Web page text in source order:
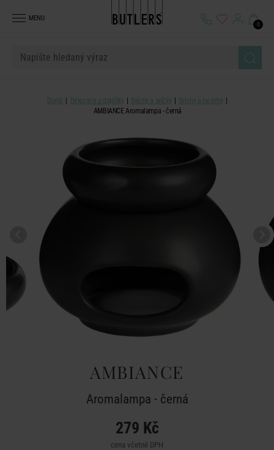
MENU
0
Domů Dekorace a doplňky Svícny a svíčky
Svícny a lucerny
AMBIANCE Aromalampa - černá
AMBIANCE
Aromalampa - černá
279 Kč
cena včetně DPH